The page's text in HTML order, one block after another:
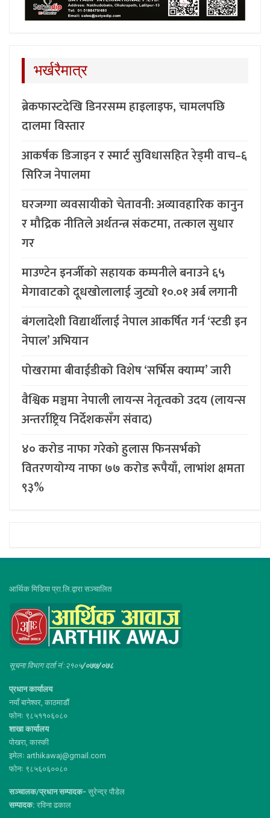
भर्खरैमात्र
ब्रेकफास्टदेखि डिनरसम्म हाइलाइफ, चामलपछि
दालमा विस्तार
आकर्षक डिजाइन र स्मार्ट सुविधासहित रेड्मी वाच–६
सिरिज नेपालमा
घरजग्गा व्यवसायीको चेतावनी: अव्यावहारिक कानुन
र मौद्रिक नीतिले अर्थतन्त्र संकटमा, तत्काल सुधार
गर
माउण्टेन इनर्जीको सहायक कम्पनीले बनाउने ६५
मेगावाटको दूधखोलालाई जुट्यो १०.०१ अर्ब लगानी
बंगलादेशी विद्यार्थीलाई नेपाल आकर्षित गर्न ‘स्टडी इन
नेपाल’ अभियान
पोखरामा बीवाईडीको विशेष ‘सर्भिस क्याम्प’ जारी
वैश्विक मञ्चमा नेपाली लायन्स नेतृत्वको उदय (लायन्स
अन्तर्राष्ट्रिय निर्देशकसँग संवाद)
४० करोड नाफा गरेको हुलास फिनसर्भको
वितरणयोग्य नाफा ७७ करोड रूपैयाँ, लाभांश क्षमता
९३%
आर्थिक मिडिया प्रा.लि.द्वारा सञ्चालित
सूचना विभाग दर्ता नं :२१०५/०७७/०७८
प्रधान कार्यालय
नयाँ बानेश्वर, काठमाडौं
फोनः ९८५११०६०८०
शाखा कार्यालय
पोखरा, कास्की
इमेलः arthikawaj@gmail.com
फोनः ९८५६०६००८०
सञ्चालक/प्रधान सम्पादक- सुरेन्द्र पौडेल
सम्पादक: रविना ढकाल